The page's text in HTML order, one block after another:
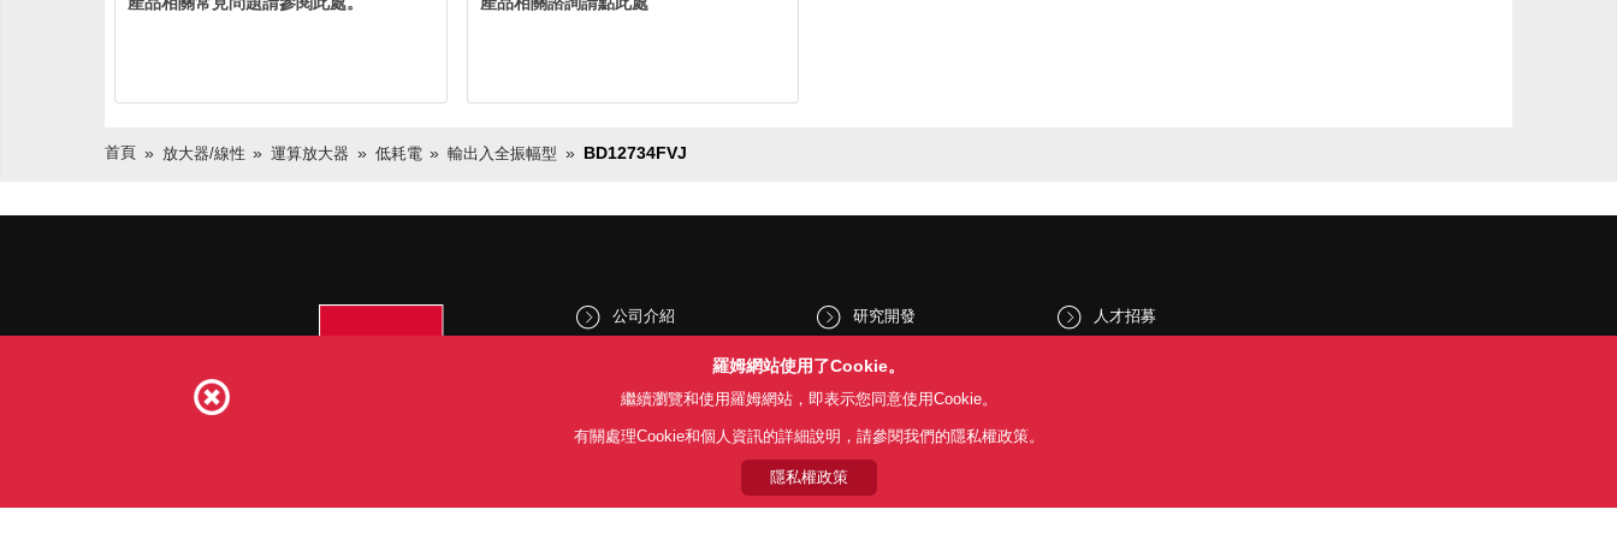
首頁 放大器/線性 運算放大器 低耗電 輸出入全振幅型 BD12734FVJ
公司介紹
股東和投資人資訊
Sustainability
研究開發
文化與社會
新聞
人才招募
羅姆網站使用了Cookie。
繼續瀏覽和使用羅姆網站，即表示您同意使用Cookie。
有關處理Cookie和個人資訊的詳細說明，請參閱我們的隱私權政策。
隱私權政策